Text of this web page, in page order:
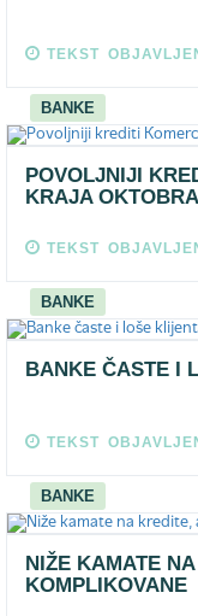
TEKST
BANKE
POVOLJNIJI
KRAJA OKTOBRA
TEKST
BANKE
BANKE ČASTE I
TEKST
BANKE
NIŽE KAMATE
KOMPLIKOVANE